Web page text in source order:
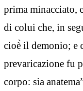
prima minacciato,
di colui che, in
cioè̀ il demonio; e
prevaricazione fu
corpo: sia